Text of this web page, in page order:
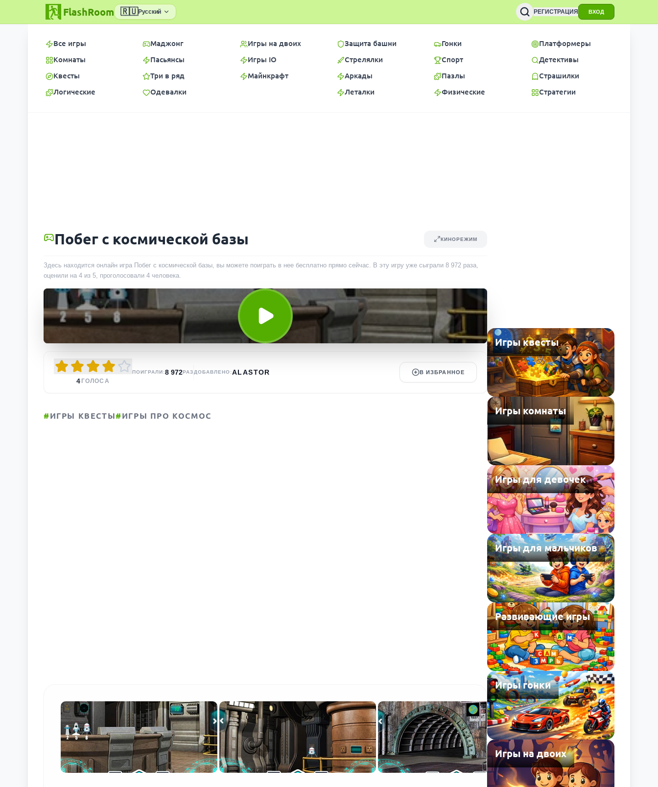
FlashRoom 🇷🇺Русский РЕГИСТРАЦИЯ ВХОД
Все игры
Комнаты
Квесты
Логические
Маджонг
Пасьянсы
Три в ряд
Одевалки
Игры на двоих
Игры IO
Майнкрафт
Защита башни
Стрелялки
Аркады
Леталки
Гонки
Спорт
Пазлы
Физические
Платформеры
Детективы
Страшилки
Стратегии
Побег с космической базы КИНОРЕЖИМ
Здесь находится онлайн игра Побег с космической базы, вы можете поиграть в нее бесплатно прямо сейчас. В эту игру уже сыграли 8 972 раза,
оценили на 4 из 5, проголосовали 4 человека.
4 ГОЛОСА
ПОИГРАЛИ:8 972РАЗ ДОБАВЛЕНО:ALASTOR В ИЗБРАННОЕ
#ИГРЫ КВЕСТЫ#ИГРЫ ПРО КОСМОС
Игры квесты
Игры комнаты
Игры для девочек
Игры для мальчиков
Развивающие игры
Игры гонки
Игры на двоих